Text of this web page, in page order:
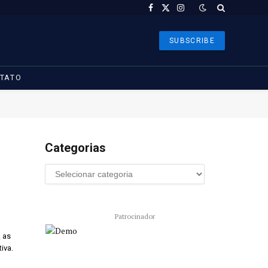
Facebook
X
Instagram
SUBSCRIBE
as
Categorias
Patrocinador